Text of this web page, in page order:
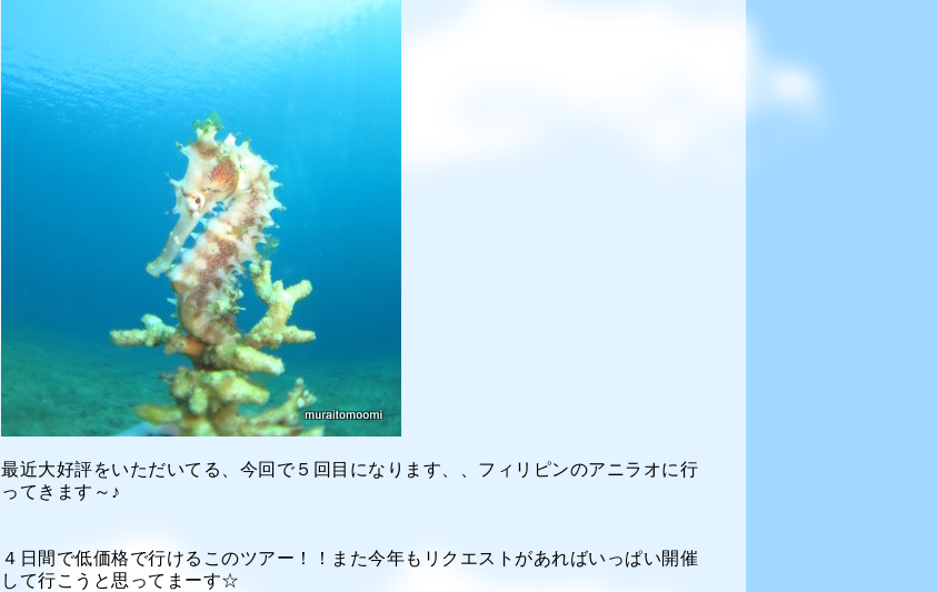
最近大好評をいただいてる、今回で５回目になります、、フィリピンのアニラオに行
ってきます～♪
４日間で低価格で行けるこのツアー！！また今年もリクエストがあればいっぱい開催
して行こうと思ってまーす☆